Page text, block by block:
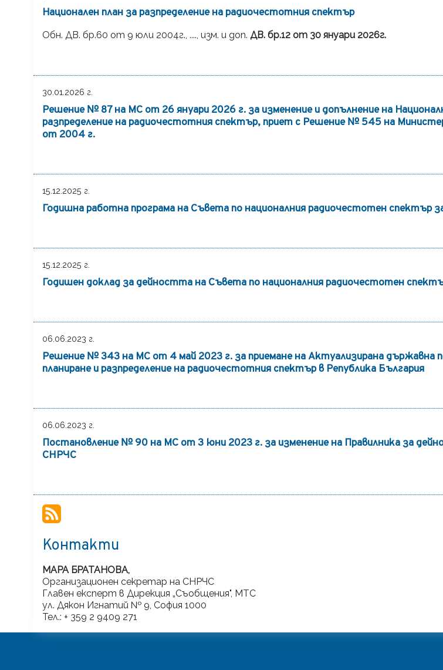
Национален план за разпределение на радиочестотния спектър
Обн. ДВ. бр.60 от 9 юли 2004г., ...., изм. и доп. ДВ. бр.12 от 30 януари 2026г.
30.01.2026 г.
Решение № 87 на МС от 26 януари 2026 г. за изменение и допълнение на
разпределение на радиочестотния спектър, приет с Решение № 545 на
от 2004 г.
15.12.2025 г.
Годишна работна програма на Съвета по националния радиочестотен спектър
15.12.2025 г.
Годишен доклад за дейността на Съвета по националния радиочестотен
06.06.2023 г.
Решение № 343 на МС от 4 май 2023 г. за приемане на Актуализирана държавна
планиране и разпределение на радиочестотния спектър в Република България
06.06.2023 г.
Постановление № 90 на МС от 3 юни 2023 г. за изменение на Правилника за
СНРЧС
Контакти
МАРА БРАТАНОВА,
Организационен секретар на СНРЧС
Главен експерт в Дирекция „Съобщения", МТС
ул. Дякон Игнатий № 9, София 1000
Тел.: + 359 2 9409 271